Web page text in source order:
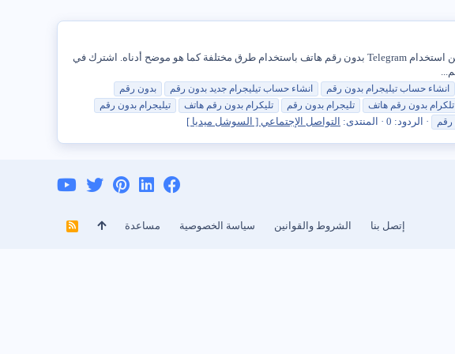
نمت شعبية Telegram بسبب ميزة المراسلة الفريدة التي تتيح للمستخدمين الاحتفاظ بهويتهم مجهولة. أيضًا ، من الممكن استخدام Telegram بدون رقم هاتف باستخدام طرق مختلفة كما هو موضح أدناه. اشترك في
انشاء حساب تيليجرام بدون رقم انشاء حساب تيليجرام جديد بدون رقم بدون رقم
تلكرام بدون رقم هاتف تليجرام بدون رقم تليكرام بدون رقم هاتف تيليجرام بدون رقم
رقم الردود: 0 المنتدى: التواصل الإجتماعي [ السوشل ميديا ]
إتصل بنا الشروط والقوانين سياسة الخصوصية مساعدة
R